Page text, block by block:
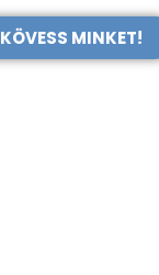
KÖVESS MINKET!